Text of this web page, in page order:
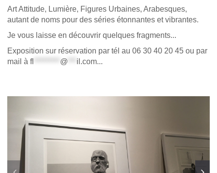
Art Attitude, Lumière, Figures Urbaines, Arabesques,
autant de noms pour des séries étonnantes et vibrantes.
Je vous laisse en découvrir quelques fragments...
Exposition sur réservation par tél au 06 30 40 20 45 ou par
mail à fl @ il.com...